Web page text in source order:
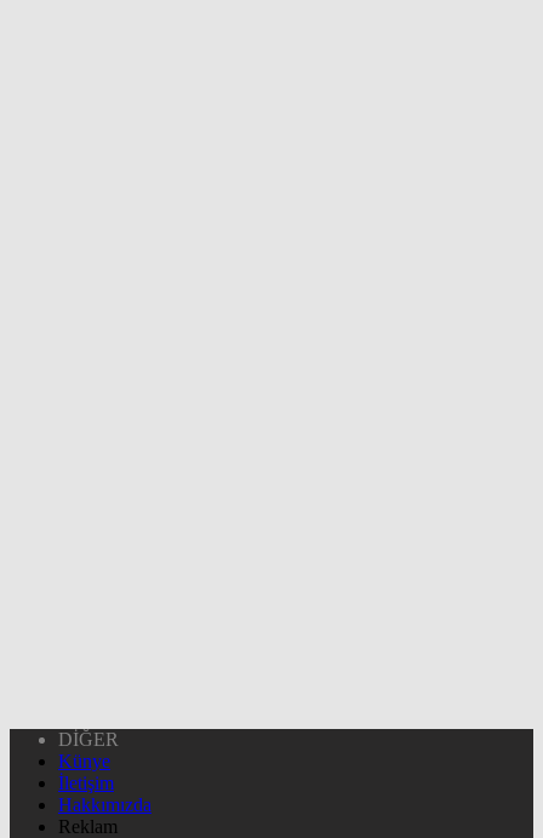
DİĞER
Künye
İletişim
Hakkımızda
Reklam